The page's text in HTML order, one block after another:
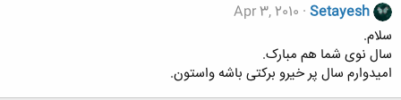
Setayesh
Apr 3, 2010
سلام.
سال نوی شما هم مبارک.
امیدوارم سال پر خیرو برکتی باشه واستون.